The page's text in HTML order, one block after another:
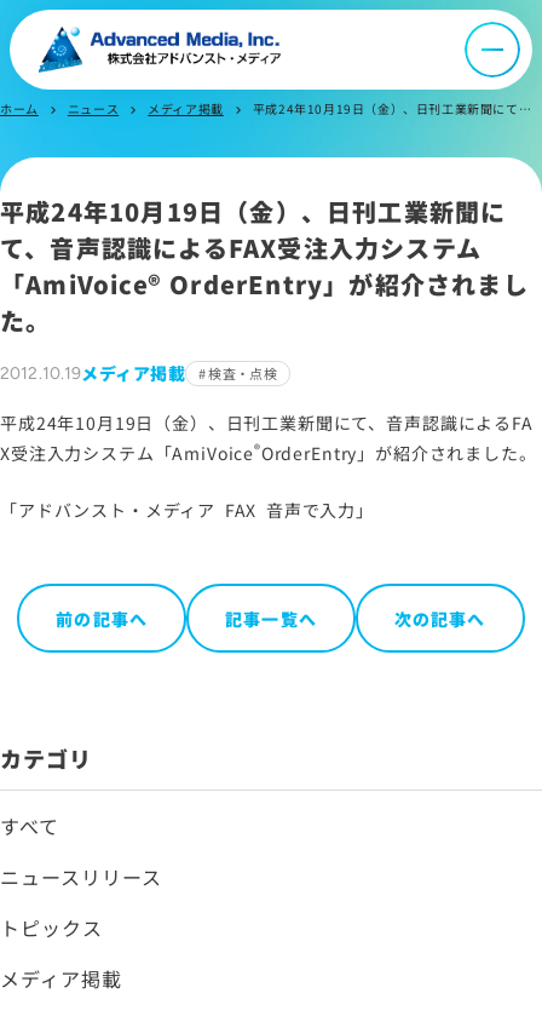
音声認識とは
会社案内
ニュース
IR情報
情報セキュリティポリシー
メールマガジン
ホーム chevron_right ニュース chevron_right メディア掲載 chevron_right 平成24年10月19日（金）、日刊工業新聞にて、音声認識によるFAX受注入力システム「AmiVoice OrderEntry」が紹介されました。
平成24年10月19日（金）、日刊工業新聞に
て、音声認識によるFAX受注入力システム
「AmiVoice® OrderEntry」が紹介されまし
た。
2012.10.19メディア掲載 検査・点検
平成24年10月19日（金）、日刊工業新聞にて、音声認識によるFA
X受注入力システム「AmiVoice®OrderEntry 」が紹介されました。
「アドバンスト・メディア FAX 音声で入力」
前の記事へ 記事一覧へ 次の記事へ
カテゴリ
すべて
ニュースリリース
トピックス
メディア掲載